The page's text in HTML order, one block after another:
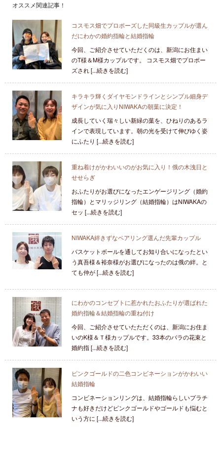
オススメ関連記事！
コスモス畑でプロポーズした同級生カップルが選ん
だにわかの婚約指輪と結婚指輪
今回、ご紹介させていただくのは、新潟にお住まい
のT様＆M様カップルです。 コスモス畑でプロポー
ズされ [...続きを読む]
キラキラ輝くダイヤモンドラインとシンプル細身デ
ザインが気に入りNIWAKAの朝葉に決定！
成長していく瑞々しい新緑の葉を、ひねりのあるラ
インで表現しています。朝の光を受けて伸びゆく姿
にふたり [...続きを読む]
重ね着けがかわいいのがお気に入り！俄の木洩日と
せせらぎ
おふたりがお選びになったエンゲージリング（婚約
指輪）とマリッジリング（結婚指輪）はNIWAKAの
セッ [...続きを読む]
NIWAKA絆きずなペアリング選んだ先輩カップル
バスケットボールを通してお知り合いになったとい
う真吾様＆裕奈様がお選びになったのは俄の絆。と
ても仲が [...続きを読む]
にわかのコンセプトに惹かれたおふたりが選ばれた
婚約指輪＆結婚指輪の重ね付け
今回、ご紹介させていたただくのは、新潟にお住ま
いのK様＆Ｔ様カップルです。33本のバラの花束と
婚約指 [...続きを読む]
ピンクゴールドの二色コンビネーションがかわいい
結婚指輪
コンビネーションリングは、結婚指輪らしいプラチ
ナも好きだけどピンクゴールドやゴールドも悩むと
いう方に [...続きを読む]